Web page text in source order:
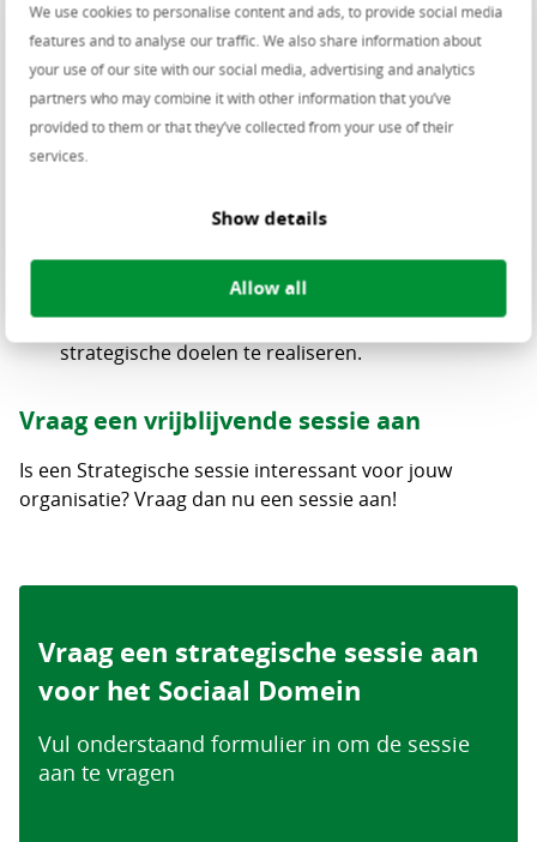
We use cookies to personalise content and ads, to provide social media
features and to analyse our traffic. We also share information about
your use of our site with our social media, advertising and analytics
partners who may combine it with other information that you’ve
provided to them or that they’ve collected from your use of their
services.
Show details
Allow all
we jouw strategische doelen efficiënt kunnen
inrichten.
We kijken naar jouw organisatie als geheel en niet
alleen naar de applicaties die je van ons afneemt.
We werken vraaggericht, zodat we een goed beeld
We zetten beleidswijzigingen om naar regie op de
De sessies zijn vrijblijvend en kosteloos.
Na de sessie ontvang je een voorstel om de
strategische doelen te realiseren.
Vraag een vrijblijvende sessie aan
Is een Strategische sessie interessant voor jouw
organisatie? Vraag dan nu een sessie aan!
Vraag een strategische sessie aan
voor het Sociaal Domein
Vul onderstaand formulier in om de sessie
aan te vragen